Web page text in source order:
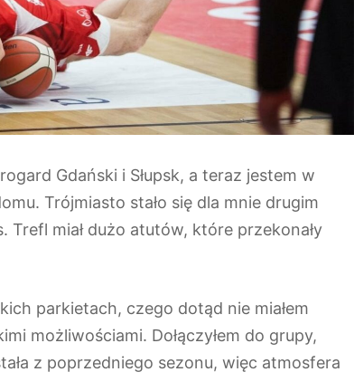
Gdański i Słupsk, a teraz jestem w
Trójmiasto stało się dla mnie drugim
miał dużo atutów, które przekonały
parkietach, czego dotąd nie miałem
możliwościami. Dołączyłem do grupy,
z poprzedniego sezonu, więc atmosfera